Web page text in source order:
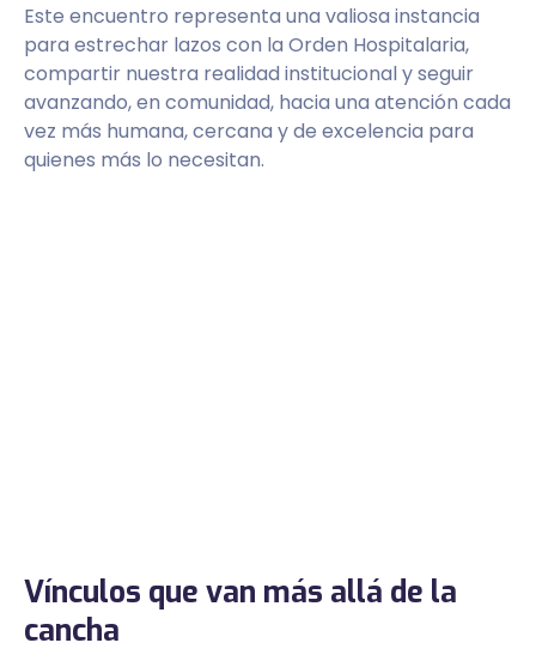
Este encuentro representa una valiosa instancia
para estrechar lazos con la Orden Hospitalaria,
compartir nuestra realidad institucional y seguir
avanzando, en comunidad, hacia una atención cada
vez más humana, cercana y de excelencia para
quienes más lo necesitan.
Vínculos que van más allá de la
cancha